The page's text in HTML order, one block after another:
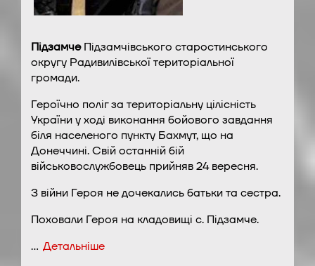
ПідзамчеПідзамчівського старостинського
округу Радивилівської територіальної
громади.
Героїчно поліг за територіальну цілісність
України у ході виконання бойового завдання
біля населеного пункту Бахмут, що на
Донеччині. Свій останній бій
військовослужбовець прийняв 24 вересня.
З війни Героя не дочекались батьки та сестра.
Поховали Героя на кладовищі с. Підзамче.
… Детальніше